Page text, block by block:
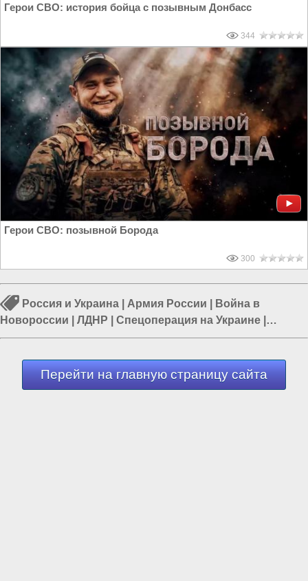
Герои СВО: история бойца с позывным Донбасс
344
Герои СВО: позывной Борода
300
Россия и Украина Армия России
Война в
Новороссии
ЛДНР Спецоперация на Украине
Русский герой|СВО
Перейти на главную страницу сайта